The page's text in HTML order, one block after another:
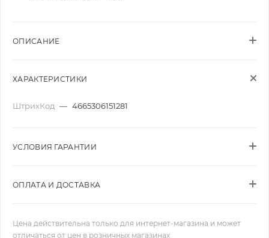
ОПИСАНИЕ
ХАРАКТЕРИСТИКИ
ШтрихКод — 4665306151281
УСЛОВИЯ ГАРАНТИИ
ОПЛАТА И ДОСТАВКА
Цена действительна только для интернет-магазина и может
отличаться от цен в розничных магазинах